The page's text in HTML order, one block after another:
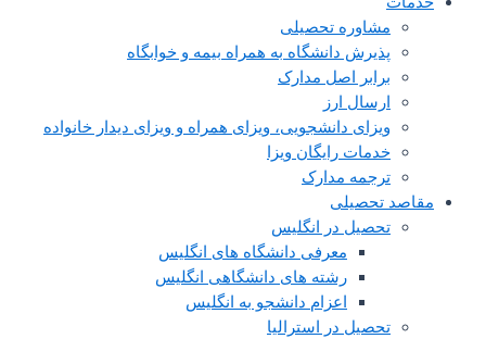
مشاوره تحصیلی
پذیرش دانشگاه به همراه بیمه و خوابگاه
برابر اصل مدارک
ارسال ارز
ویزای دانشجویی، ویزای همراه و ویزای دیدار خانواده
خدمات رایگان ویزا
ترجمه مدارک
مقاصد تحصیلی
تحصیل در انگلیس
معرفی دانشگاه های انگلیس
رشته های دانشگاهی انگلیس
اعزام دانشجو به انگلیس
تحصیل در استرالیا